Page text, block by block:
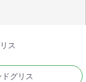
ス
グリス